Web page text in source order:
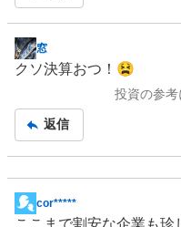
掲
示
事
窓
クソ決算おつ！😫
投資の参考
返信
掲
cor*****
ここまで割安な企業も珍